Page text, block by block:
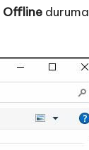
Offline duruma